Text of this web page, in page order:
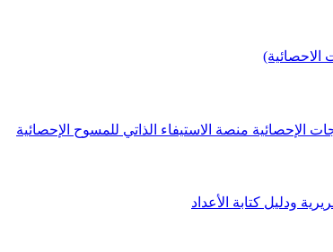
الاحصائية)
الإحصائية منصة الاستيفاء الذاتي للمسوح الإحصائية
ودليل كتابة الأعداد